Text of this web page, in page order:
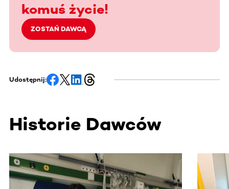
komuś życie!
ZOSTAŃ DAWCĄ
Udostępnij:
Historie Dawców
Ta sekcja zawiera treści przewijane w poziomie. Użyj